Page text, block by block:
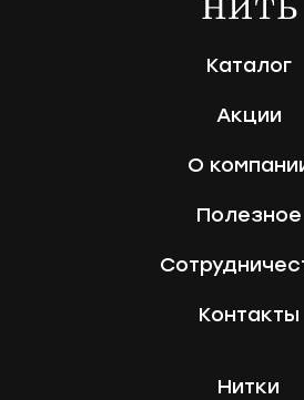
Каталог
Акции
О
Полезное
Контакты
Нитки